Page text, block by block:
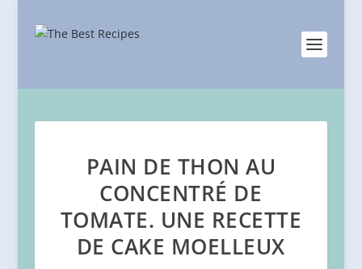
PAIN DE THON AU
CONCENTRÉ DE
TOMATE. UNE RECETTE
DE CAKE MOELLEUX